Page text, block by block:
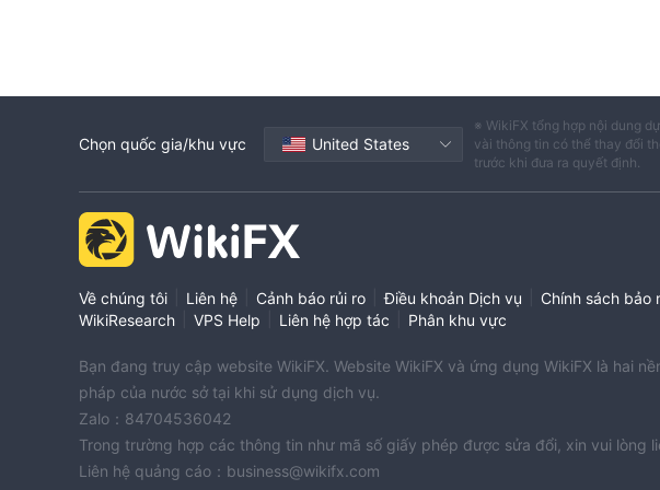
Chọn quốc gia/khu vực United States
※ WikiFX tổng hợp nội dung
vài thông tin có thể thay đổi
trước khi đưa ra quyết định.
Về chúng tôi Liên hệ Cảnh báo rủi ro Điều khoản Dịch vụ Chính sách bảo
WikiResearch
VPS Help Liên hệ hợp tác Phân khu vực
Bạn đang truy cập website WikiFX. Website WikiFX và ứng dụng WikiFX là hai
pháp của nước sở tại khi sử dụng dịch vụ.
Zalo：84704536042
Trong trường hợp các thông tin như mã số giấy phép được sửa đổi, xin vui lòng
Liên hệ quảng cáo：business@wikifx.com